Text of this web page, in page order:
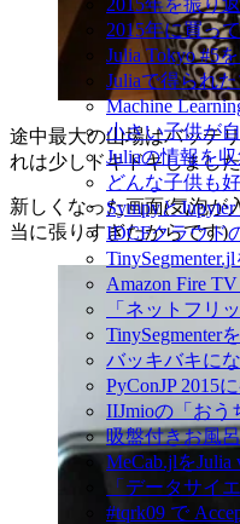
2015年を振り
2015年に買っ
Julia Tokyo #5
Juliaで得られ
Machine
小さい子供が
Juliaの情報を
どんな子供も
Sympyと
IDCFクラウド
Amazon Fire
「ネットフリ
TinySegmenter
バッキバキに
PyConJP 2015
IIJmioの「お
吸盤付きお風
MeCab.jlをJulia
「データサイ
#tqrk09 で
途中最大の山場はバッテ
れは少しドキドキしまし
新しくなった画面(気泡が
当に張りすぎたからです)